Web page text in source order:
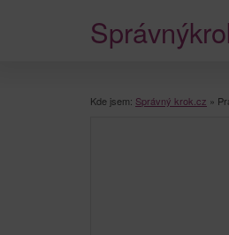
Kde jsem: Správný krok.cz »